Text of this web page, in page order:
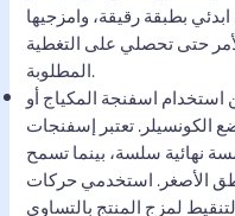
بطبقة رقيقة، وامزجيها
حتى تحصلي على التغطية
المطلوبة.
استخدام اسفنجة المكياج أو
الكونسيلر. تعتبر إسفنجات
نهائية سلسة، بينما تسمح
الأصغر. استخدمي حركات